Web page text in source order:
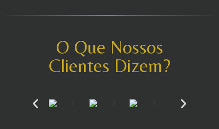
O Que Nossos
Clientes Dizem?